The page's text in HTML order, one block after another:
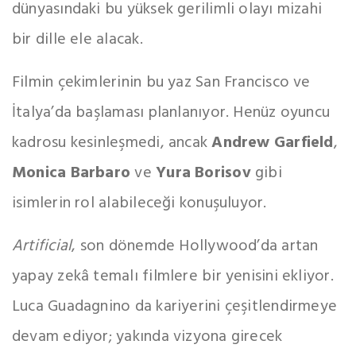
dünyasındaki bu yüksek gerilimli olayı mizahi
bir dille ele alacak.
Filmin çekimlerinin bu yaz San Francisco ve
İtalya’da başlaması planlanıyor. Henüz oyuncu
kadrosu kesinleşmedi, ancakAndrew Garfield,
Monica BarbaroveYura Borisovgibi
isimlerin rol alabileceği konuşuluyor.
Artificial, son dönemde Hollywood’da artan
yapay zekâ temalı filmlere bir yenisini ekliyor.
Luca Guadagnino da kariyerini çeşitlendirmeye
devam ediyor; yakında vizyona girecek